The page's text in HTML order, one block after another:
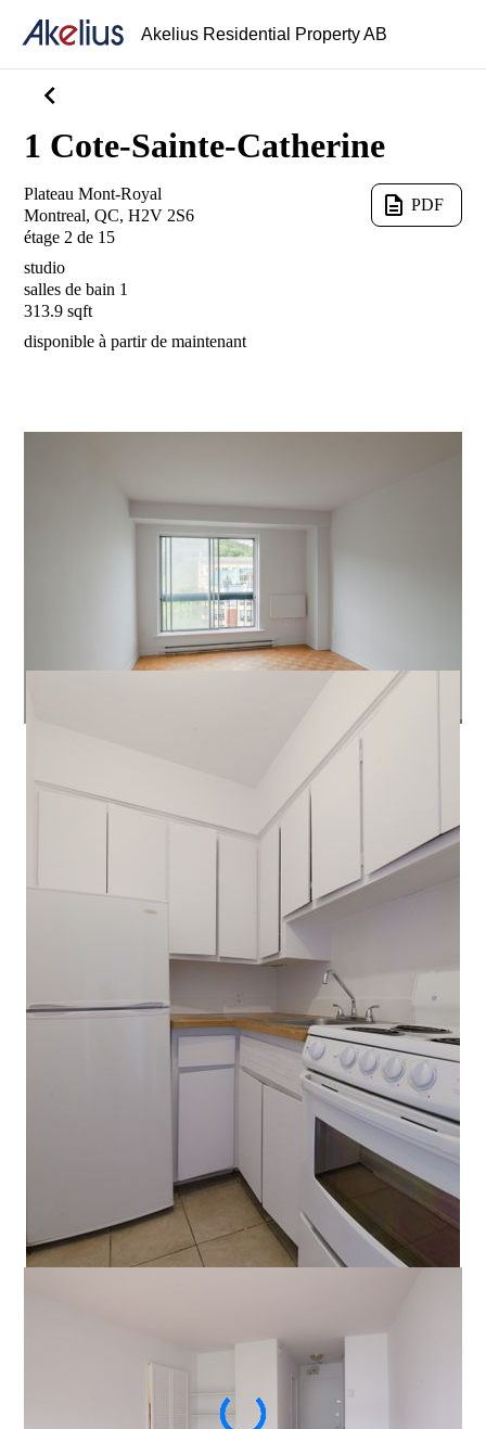
Akelius Residential Property AB
chevron_left
1 Cote-Sainte-Catherine
Plateau Mont-Royal
Montreal, QC, H2V 2S6
étage 2 de 15
studio
salles de bain 1
313.9 sqft
disponible à partirde maintenant
description PDF